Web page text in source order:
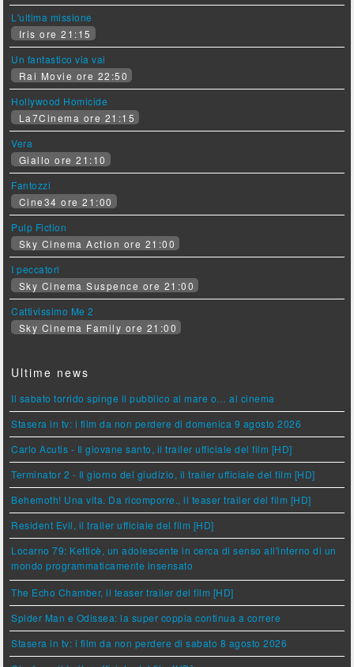
L'ultima missione
Iris ore 21:15
Un fantastico via vai
Rai Movie ore 22:50
Hollywood Homicide
La7Cinema ore 21:15
Vera
Giallo ore 21:10
Fantozzi
Cine34 ore 21:00
Pulp Fiction
Sky Cinema Action ore 21:00
I peccatori
Sky Cinema Suspence ore 21:00
Cattivissimo Me 2
Sky Cinema Family ore 21:00
Ultime news
Il sabato torrido spinge il pubblico al mare o… al cinema
Stasera in tv: i film da non perdere di domenica 9 agosto 2026
Carlo Acutis - Il giovane santo, il trailer ufficiale del film [HD]
Terminator 2 - Il giorno del giudizio, il trailer ufficiale del film [HD]
Behemoth! Una vita. Da ricomporre., il teaser trailer del film [HD]
Resident Evil, il trailer ufficiale del film [HD]
Locarno 79: Ketticè, un adolescente in cerca di senso all'interno di un
mondo programmaticamente insensato
The Echo Chamber, il teaser trailer del film [HD]
Spider Man e Odissea: la super coppia continua a correre
Stasera in tv: i film da non perdere di sabato 8 agosto 2026